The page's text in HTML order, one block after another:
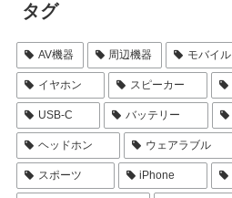
タグ
AV機器 周辺機器 モバイル
イヤホン スピーカー
USB-C バッテリー
ヘッドホン ウェアラブル
スポーツ iPhone